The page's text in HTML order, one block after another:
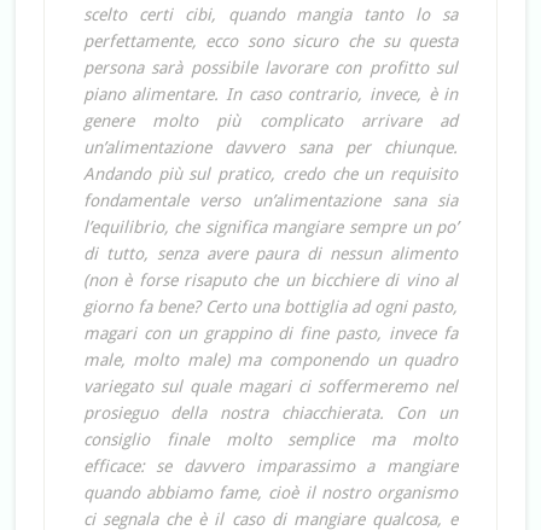
scelto certi cibi, quando mangia tanto lo sa
perfettamente, ecco sono sicuro che su questa
persona sarà possibile lavorare con profitto sul
piano alimentare. In caso contrario, invece, è in
genere molto più complicato arrivare ad
un’alimentazione davvero sana per chiunque.
Andando più sul pratico, credo che un requisito
fondamentale verso un’alimentazione sana sia
l’equilibrio, che significa mangiare sempre un po’
di tutto, senza avere paura di nessun alimento
(non è forse risaputo che un bicchiere di vino al
giorno fa bene? Certo una bottiglia ad ogni pasto,
magari con un grappino di fine pasto, invece fa
male, molto male) ma componendo un quadro
variegato sul quale magari ci soffermeremo nel
prosieguo della nostra chiacchierata. Con un
consiglio finale molto semplice ma molto
efficace: se davvero imparassimo a mangiare
quando abbiamo fame, cioè il nostro organismo
ci segnala che è il caso di mangiare qualcosa, e